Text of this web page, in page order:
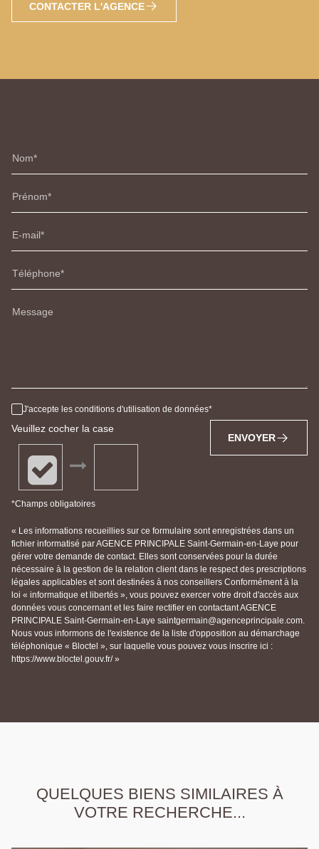
CONTACTER L'AGENCE
Nom
Prénom
E-mail
Téléphone
Message
J'accepte les conditions d'utilisation de données
Veuillez cocher la case
*Champs obligatoires
ENVOYER
« Les informations recueillies sur ce formulaire sont enregistrées dans un
fichier informatisé par AGENCE PRINCIPALE Saint-Germain-en-Laye pour
gérer votre demande de contact. Elles sont conservées pour la durée
nécessaire à la gestion de la relation client dans le respect des prescriptions
légales applicables et sont destinées à nos conseillers Conformément à la
loi « informatique et libertés », vous pouvez exercer votre droit d'accès aux
données vous concernant et les faire rectifier en contactant AGENCE
PRINCIPALE Saint-Germain-en-Laye saintgermain@agenceprincipale.com.
Nous vous informons de l'existence de la liste d'opposition au démarchage
téléphonique « Bloctel », sur laquelle vous pouvez vous inscrire ici :
https://www.bloctel.gouv.fr/ »
QUELQUES BIENS SIMILAIRES À
VOTRE RECHERCHE...